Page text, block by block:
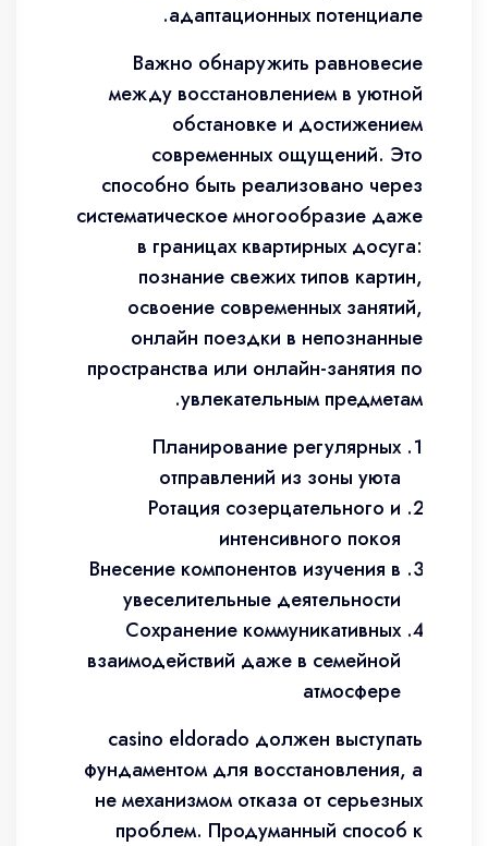
адаптационных потенциале.
Важно обнаружить равновесие
между восстановлением в уютной
обстановке и достижением
современных ощущений. Это
способно быть реализовано через
систематическое многообразие даже
в границах квартирных досуга:
познание свежих типов картин,
освоение современных занятий,
онлайн поездки в непознанные
пространства или онлайн-занятия по
увлекательным предметам.
Планирование регулярных
отправлений из зоны уюта
Ротация созерцательного и
интенсивного покоя
Внесение компонентов изучения в
увеселительные деятельности
Сохранение коммуникативных
взаимодействий даже в семейной
атмосфере
casino eldorado должен выступать
фундаментом для восстановления, а
не механизмом отказа от серьезных
проблем. Продуманный способ к